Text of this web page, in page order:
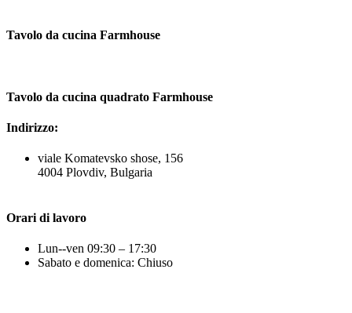
Tavolo da cucina Farmhouse
Tavolo da cucina quadrato Farmhouse
Indirizzo:
viale Komatevsko shose, 156
4004 Plovdiv, Bulgaria
Orari di lavoro
Lun--ven 09:30 – 17:30
Sabato e domenica: Chiuso